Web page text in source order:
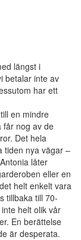
längst i
betalar inte av
har ett
en mindre
får nog av de
Det hela
tiden nya vägar –
låter
eller en
helt enkelt vara
tillbaka till 70-
helt olik vår
En berättelse
är desperata.